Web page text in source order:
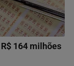
164 milhões